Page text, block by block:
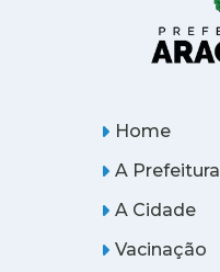
Home
A Prefeitura
A Cidade
Vacinação